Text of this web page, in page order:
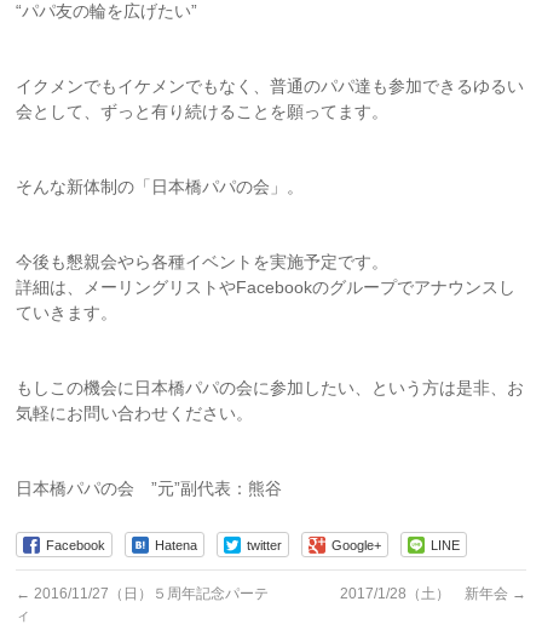
“パパ友の輪を広げたい”
イクメンでもイケメンでもなく、普通のパパ達も参加できるゆるい
会として、ずっと有り続けることを願ってます。
そんな新体制の「日本橋パパの会」。
今後も懇親会やら各種イベントを実施予定です。
詳細は、メーリングリストやFacebookのグループでアナウンスし
ていきます。
もしこの機会に日本橋パパの会に参加したい、という方は是非、お
気軽にお問い合わせください。
日本橋パパの会 ”元”副代表：熊谷
Facebook Hatena twitter Google+ LINE
← 2016/11/27（日）５周年記念パーテ
ィ
2017/1/28（土） 新年会 →